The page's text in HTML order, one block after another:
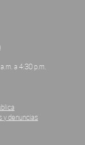
a 4:30 p.m.
y denuncias